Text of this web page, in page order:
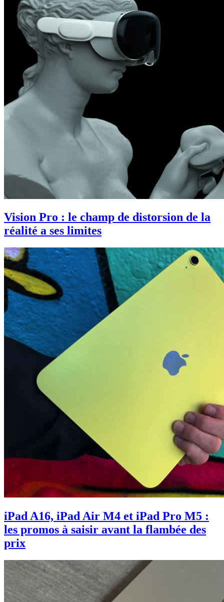
Vision Pro : le champ de distorsion de la
réalité a ses limites
iPad A16, iPad Air M4 et iPad Pro M5 :
les promos à saisir avant la flambée des
prix